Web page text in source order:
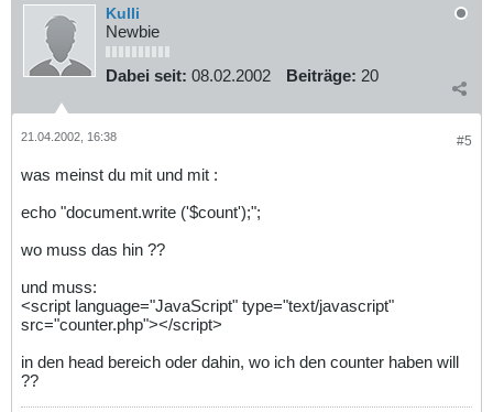
Kulli
Newbie
Dabei seit: 08.02.2002 Beiträge: 20
#5
21.04.2002, 16:38
was meinst du mit und mit :
echo "document.write ('$count');";
wo muss das hin ??
und muss:
<script language="JavaScript" type="text/javascript"
src="counter.php"></script>
in den head bereich oder dahin, wo ich den counter haben will
??